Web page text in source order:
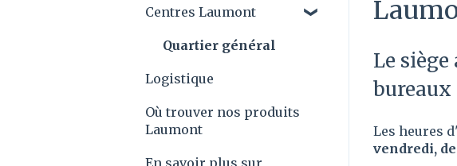
Le
Les heures
vendredi, de
Conseils Laumont et
produits
Laumont Prix
Recettes
Centres Laumont
Quartier général
Logistique
Où trouver nos produits
Laumont
En savoir plus sur